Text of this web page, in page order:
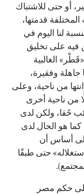
أو حتى للاشتباك
قدمتها،
لنا اليوم في
فيه على تخليق
الغالبية
جاهلة وفقيرة،
من ناحية، وعلى
من ناحية أخرى
حًقا، ولكن لدى
كما هو الحال لدى
أساس أن
حتى طبقًا
حكم مصر